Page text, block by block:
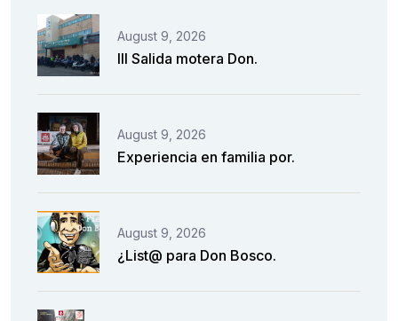
August 9, 2026
III Salida motera Don.
August 9, 2026
Experiencia en familia por.
August 9, 2026
¿List@ para Don Bosco.